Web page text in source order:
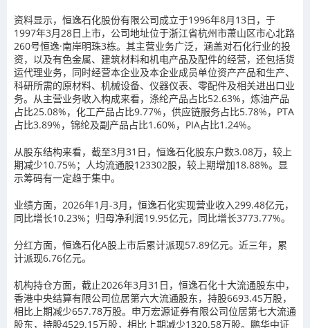
资料显示，恒逸石化股份有限公司成立于1996年8月13日，于
1997年3月28日上市，公司地址位于浙江省杭州市萧山区市心北路
260号恒逸·南岸明珠3栋。其主营业务广泛，涵盖对石化行业的投
资，以及有色金属、建筑材料和机电产品及配件的经营，还包括货
运代理业务，同时经营本企业及本企业成员单位资产产品和生产、
科研所需的原材料、机械设备、仪器仪表、零配件及相关进出口业
务。从主营业务收入构成来看，涤纶产品占比52.63%，炼油产品
占比25.08%，化工产品占比9.77%，供应链服务占比5.78%，PTA
占比3.89%，锦纶及副产品占比1.60%，PIA占比1.24%。
从股东结构来看，截至3月31日，恒逸石化股东户数3.08万，较上
期减少10.75%；人均流通股123302股，较上期增加18.88%。显
示筹码有一定趋于集中。
业绩方面，2026年1月-3月，恒逸石化实现营业收入299.48亿元，
同比增长10.23%；归母净利润19.95亿元，同比增长3773.77%。
分红方面，恒逸石化A股上市后累计派现57.89亿元。近三年，累
计派现6.76亿元。
机构持仓方面，截止2026年3月31日，恒逸石化十大流通股东中，
香港中央结算有限公司位居第六大流通股东，持股6693.45万股，
相比上期减少657.78万股。申万宏源证券有限公司位居第七大流通
股东，持股4529.15万股，相比上期减少1320.58万股。鹏华中证